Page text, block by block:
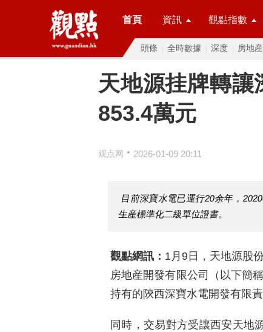
首頁 資訊 觀點指數
頭條 全時數據 深度 房地産
天地源挂牌轉讓
853.4萬元
观点网 • 2026-01-09 20:11
目前深寶水電已運行20余年，
生産標準化二級單位證書。
觀點網訊： 1月9日，天地源股
房地産開發有限公司（以下簡
持有的陝西深寶水電開發有限
同時，交易對方受讓西安天地